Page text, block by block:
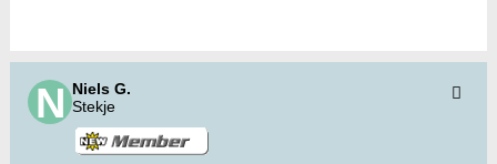
Niels G.
Stekje